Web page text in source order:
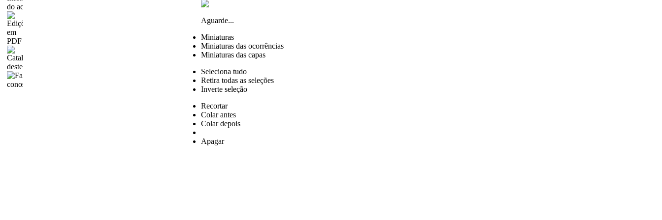
Aguarde...
Miniaturas
Miniaturas das ocorrências
Miniaturas das capas
Seleciona tudo
Retira todas as seleções
Inverte seleção
Recortar
Colar antes
Colar depois
Apagar